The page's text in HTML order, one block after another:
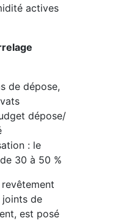
actives
de dépose,
dépose/
: le
30 à 50 %
joints de
est posé